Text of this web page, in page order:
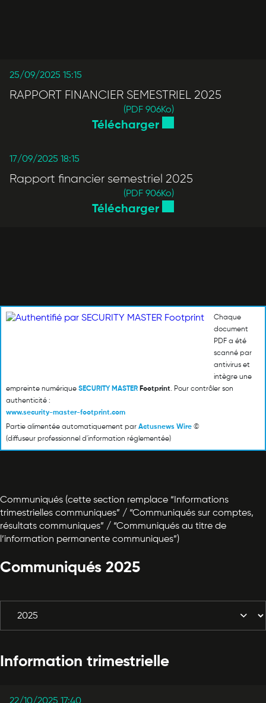
25/09/2025 15:15
RAPPORT FINANCIER SEMESTRIEL 2025
(PDF 906Ko)
Télécharger
17/09/2025 18:15
Rapport financier semestriel 2025
(PDF 906Ko)
Télécharger
Chaque
document
PDF a été
scanné par
antivirus et
intègre une
empreinte numérique SECURITY MASTER Footprint. Pour contrôler son
authenticité :
www.security-master-footprint.com
Partie alimentée automatiquement par Actusnews Wire ©
(diffuseur professionnel d'information réglementée)
Communiqués (cette section remplace “Informations
trimestrielles communiques” / “Communiqués sur comptes,
résultats communiques” / “Communiqués au titre de
l’information permanente communiques”)
Communiqués 2025
Information trimestrielle
22/10/2025 17:40